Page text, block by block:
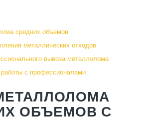
средних объемов
металлических отходов
вывоза металлолома
с профессионалами
ОБЪЕМОВ С